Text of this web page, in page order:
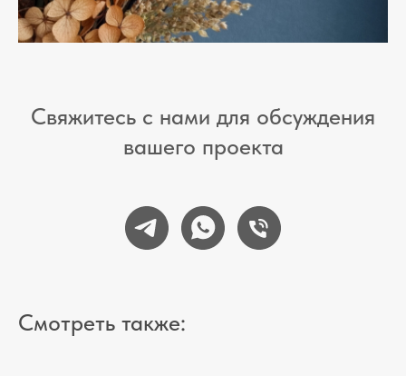
Свяжитесь с нами для обсуждения
вашего проекта
Смотреть также: